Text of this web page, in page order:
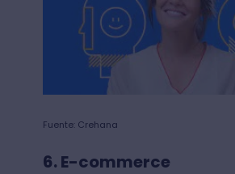
Fuente: Crehana
6. E-commerce